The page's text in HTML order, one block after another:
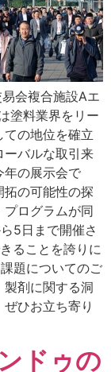
会複合施設Aエ
塗料業界をリー
ての地位を確立
ーバルな取引来
年の展示会で
の可能性の探
ログラムが同
5日まで開催さ
ることを誇りに
題についてのご
剤に関する洞
ひお立ち寄り
ドゥの